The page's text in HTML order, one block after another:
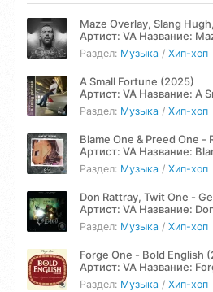
Maze Overlay, Slang
Артист: VA Название: Maze Overlay, Slang Hugh, Lizeth Arenas, Asun Eastwood, Dan Nicholson -
Word (2025) Жанр:...
Раздел: Музыка / Хип-хоп
A Small Fortune (2025)
Артист: VA Название: A Small Fortune (2025) Жанр: Hip-Hop Год: 2025 Количество треков: 10
Продолжительность:
Раздел: Музыка / Хип-хоп
Blame One & Preed One -
Артист: VA Название: Blame One & Preed One - Roadmap (2025) Жанр: Hip-Hop Год: 2025
Количество треков: 9...
Раздел: Музыка / Хип-хоп
Don Rattray, Twit One -
Артист: VA Название: Don Rattray, Twit One - Gems (2025) Жанр: Hip-Hop Год: 2025 Количество
треков: 12...
Раздел: Музыка / Хип-хоп
Forge One - Bold English
Артист: VA Название: Forge One - Bold English (2025) Жанр: Hip-Hop Год: 2025 Количество треков:
10 Продолжительность:...
Раздел: Музыка / Хип-хоп